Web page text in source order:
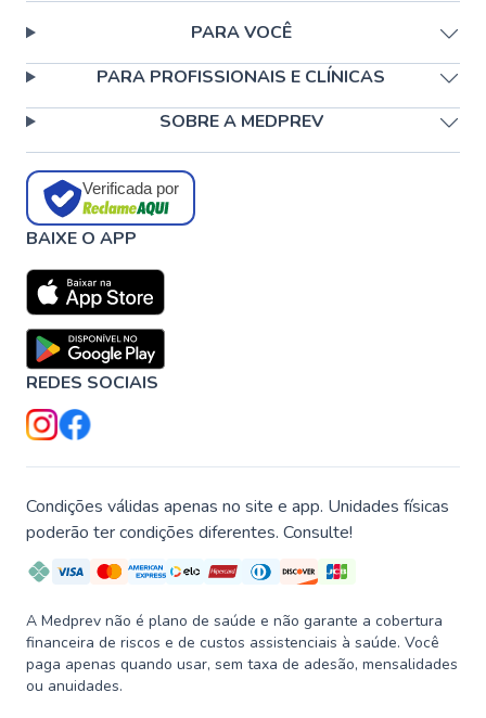
PARA VOCÊ
PARA PROFISSIONAIS E CLÍNICAS
SOBRE A MEDPREV
Verificada por
BAIXE O APP
REDES SOCIAIS
Condições válidas apenas no site e app. Unidades físicas
poderão ter condições diferentes. Consulte!
A Medprev não é plano de saúde e não garante a cobertura
financeira de riscos e de custos assistenciais à saúde. Você
paga apenas quando usar, sem taxa de adesão, mensalidades
ou anuidades.